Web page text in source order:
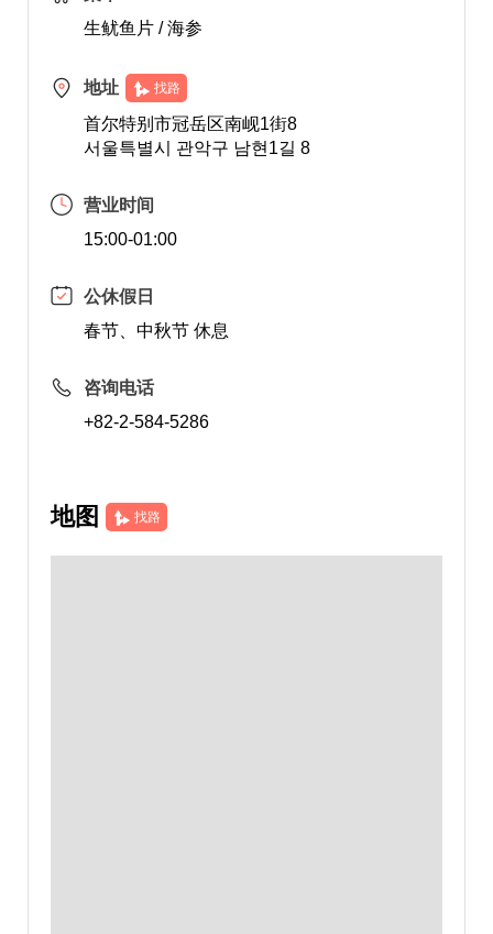
生鱿鱼片 / 海参
地址 找路
首尔特别市冠岳区南岘1街8
서울특별시 관악구 남현1길 8
营业时间
15:00-01:00
公休假日
春节、中秋节 休息
咨询电话
+82-2-584-5286
地图 找路